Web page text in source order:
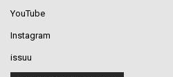
YouTube
Instagram
issuu